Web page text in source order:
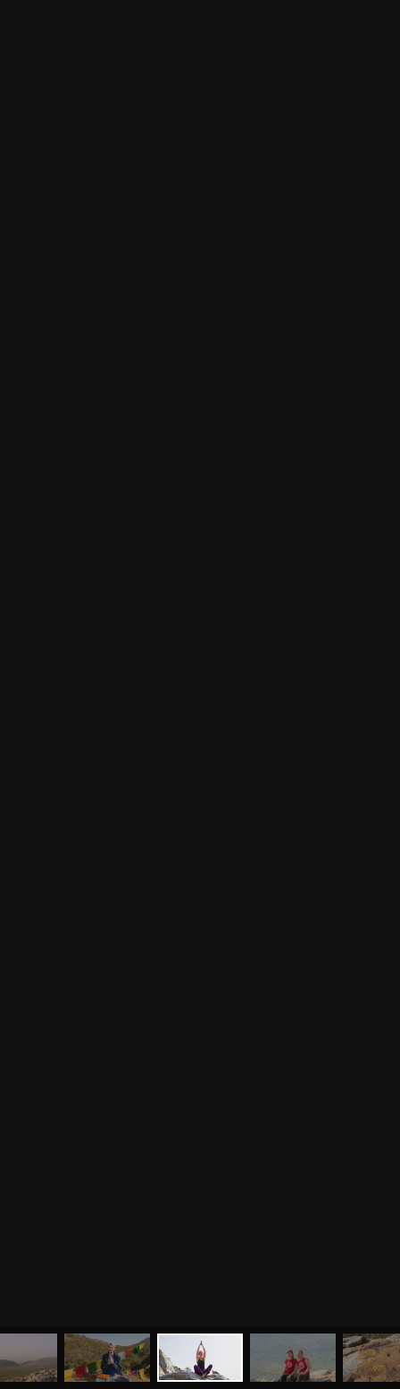
ЙОГА СЕМИНАРЫ МЕНЮ О НАС МАГАЗИН